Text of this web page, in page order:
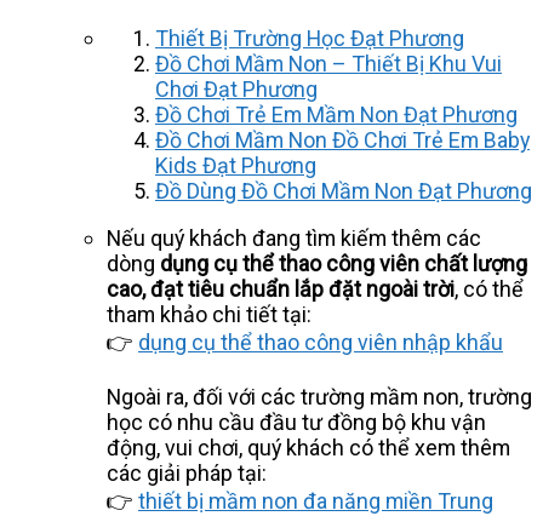
Thiết Bị Trường Học Đạt Phương
Đồ Chơi Mầm Non – Thiết Bị Khu Vui
Chơi Đạt Phương
Đồ Chơi Trẻ Em Mầm Non Đạt Phương
Đồ Chơi Mầm Non Đồ Chơi Trẻ Em Baby
Kids Đạt Phương
Đồ Dùng Đồ Chơi Mầm Non Đạt Phương
Nếu quý khách đang tìm kiếm thêm các
dòng dụng cụ thể thao công viên chất lượng
cao, đạt tiêu chuẩn lắp đặt ngoài trời, có thể
tham khảo chi tiết tại:
👉 dụng cụ thể thao công viên nhập khẩu
Ngoài ra, đối với các trường mầm non, trường
học có nhu cầu đầu tư đồng bộ khu vận
động, vui chơi, quý khách có thể xem thêm
các giải pháp tại:
👉 thiết bị mầm non đa năng miền Trung